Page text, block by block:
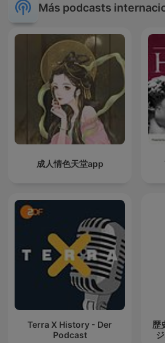
Más podcasts
成人情色天堂app
Terra X History - Der
Podcast
歴